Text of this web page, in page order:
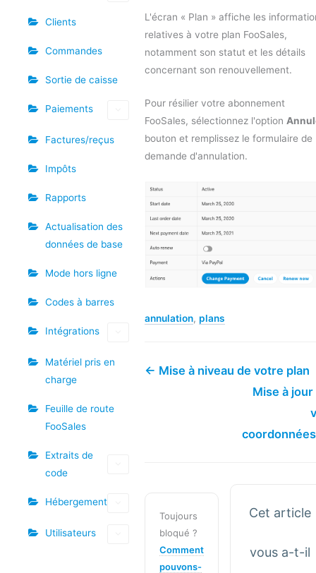
Clients
Commandes
Sortie de caisse
Paiements
Factures/reçus
Impôts
Rapports
Actualisation des
données de base
Mode hors ligne
Codes à barres
Intégrations
Matériel pris en
charge
Feuille de route
FooSales
Extraits de
code
Hébergement
Utilisateurs
L'écran « Plan » affiche les
relatives à votre plan FooSales,
notamment son statut et les détails
concernant son renouvellement.
Pour résilier votre abonnement
FooSales, sélectionnez l'option
bouton et remplissez le formulaire de
demande d'annulation.
annulation, plans
← Mise à niveau de votre plan
Mise à jour
Toujours
bloqué ?
Comment
pouvons-
Cet article
vous a-t-il